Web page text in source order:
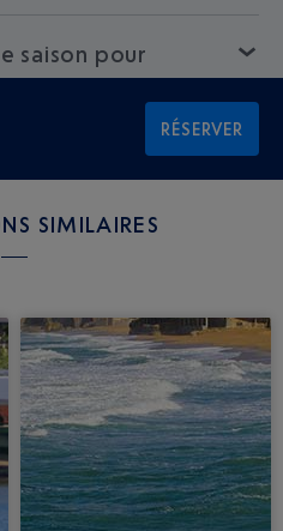
RÉSERVER
saison pour
SIMILAIRES